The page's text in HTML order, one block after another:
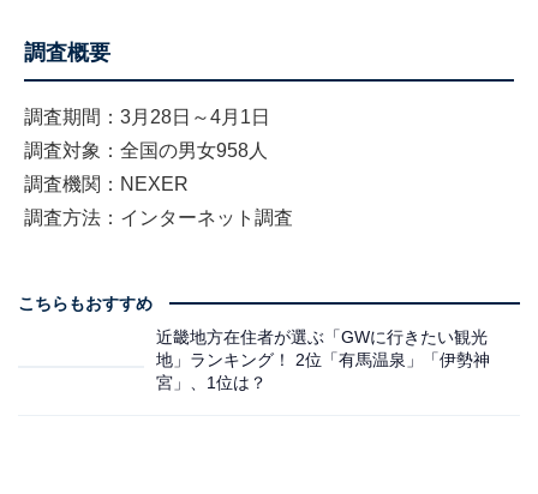
調査概要
調査期間：3月28日～4月1日
調査対象：全国の男女958人
調査機関：NEXER
調査方法：インターネット調査
こちらもおすすめ
近畿地方在住者が選ぶ「GWに行きたい観光
地」ランキング！ 2位「有馬温泉」「伊勢神
宮」、1位は？